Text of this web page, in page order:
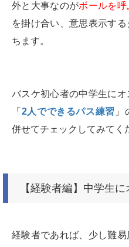
外と大事なのがボールを呼
を掛け合い、意思表示す
ちます。
バスケ初心者の中学生に
「 2人でできるパス練習
併せてチェックしてみてく
【経験者編】中学生
経験者であれば、少し難